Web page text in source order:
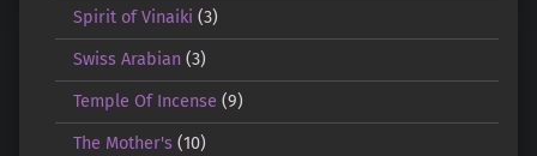
Spirit of Vinaiki (3)
Swiss Arabian(3)
Temple Of Incense (9)
The Mother's(10)